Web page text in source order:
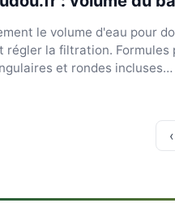
le volume d'eau pour
régler la filtration. Formules
et rondes incluses
‹